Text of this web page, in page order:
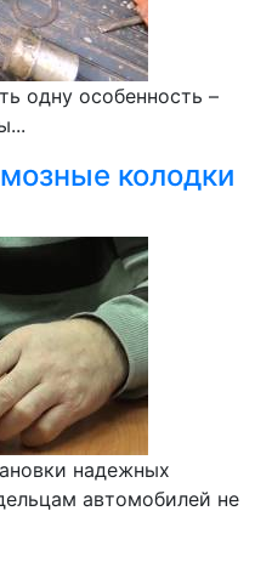
одну особенность –
колодки
надежных
автомобилей не